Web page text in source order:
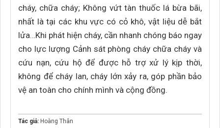
cháy, chữa cháy; Không vứt tàn thuốc lá bừa bãi,
nhất là tại các khu vực có cỏ khô, vật liệu dễ bắt
lửa…Khi phát hiện cháy, cần nhanh chóng báo ngay
cho lực lượng Cảnh sát phòng cháy chữa cháy và
cứu nạn, cứu hộ để được hỗ trợ xử lý kịp thời,
không để cháy lan, cháy lớn xảy ra, góp phần bảo
vệ an toàn cho chính mình và cộng đồng.
Tác giả: Hoàng Thân